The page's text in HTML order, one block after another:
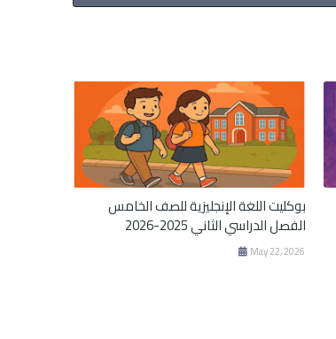
بوكليت اللغة الإنجليزية للصف الخامس
الفصل الدراسي الثاني 2025-2026
May 22, 2026